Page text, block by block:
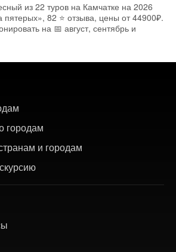
из 22 туров на Камчатке на 2026
пятерых», 82 ⭐ отзыва, цены от 44900₽.
на 📅 август, сентябрь и
городам
и городам